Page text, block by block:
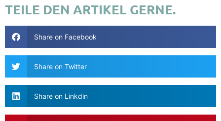
TEILE DEN ARTIKEL GERNE.
Share on Facebook
Share on Twitter
Share on Linkdin